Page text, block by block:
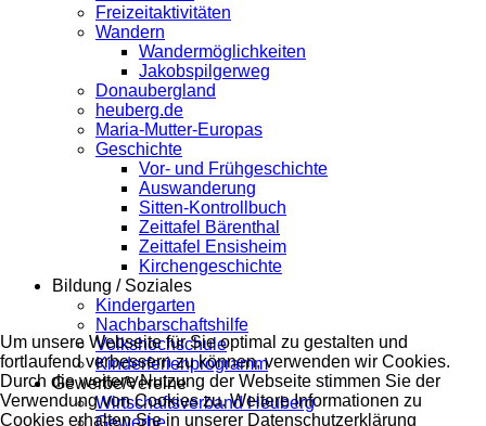
Freizeitaktivitäten
Wandern
Wandermöglichkeiten
Jakobspilgerweg
Donaubergland
heuberg.de
Maria-Mutter-Europas
Geschichte
Vor- und Frühgeschichte
Auswanderung
Sitten-Kontrollbuch
Zeittafel Bärenthal
Zeittafel Ensisheim
Kirchengeschichte
Bildung / Soziales
Kindergarten
Nachbarschaftshilfe
Volkshochschule
Kinderferienprogramm
Gewerbe/Vereine
Wirtschaftsverband Heuberg
Um unsere Webseite für Sie optimal zu gestalten und
fortlaufend verbessern zu können, verwenden wir Cookies.
Durch die weitere Nutzung der Webseite stimmen Sie der
Verwendung von Cookies zu. Weitere Informationen zu
Cookies erhalten Sie in unserer Datenschutzerklärung